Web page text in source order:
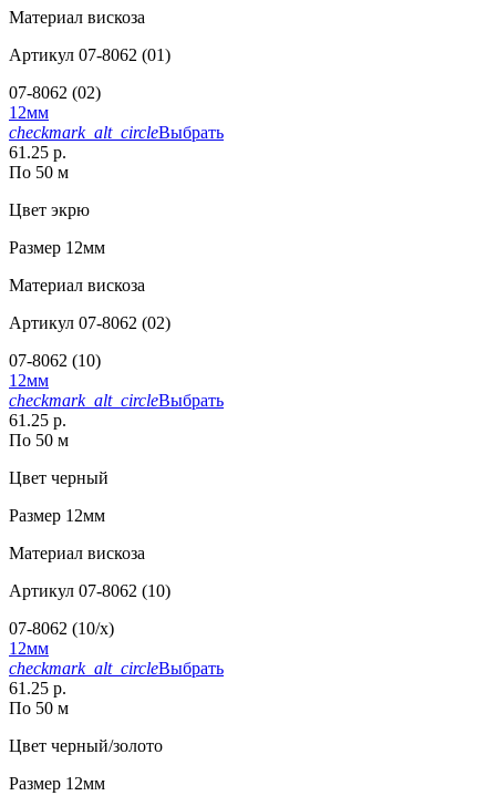
Материал вискоза
Артикул 07-8062 (01)
07-8062 (02)
12мм
checkmark_alt_circleВыбрать
61.25 р.
По 50 м
Цвет экрю
Размер 12мм
Материал вискоза
Артикул 07-8062 (02)
07-8062 (10)
12мм
checkmark_alt_circleВыбрать
61.25 р.
По 50 м
Цвет черный
Размер 12мм
Материал вискоза
Артикул 07-8062 (10)
07-8062 (10/x)
12мм
checkmark_alt_circleВыбрать
61.25 р.
По 50 м
Цвет черный/золото
Размер 12мм